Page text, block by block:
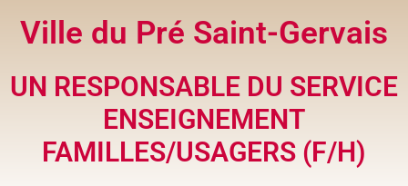
Ville du Pré Saint-Gervais
UN RESPONSABLE DU SERVICE
ENSEIGNEMENT
FAMILLES/USAGERS (F/H)